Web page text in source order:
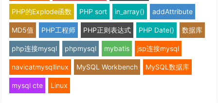
PHP的Explode函数 PHP sort in_array() addAttribute
MD5值 PHP工程师 PHP正则表达式 PHP Date() 数据库
php连接mysql phpmysql mybatis jsp连接mysql
navicatmysqllinux MySQL Workbench MySQL数据库
mysql cte Linux